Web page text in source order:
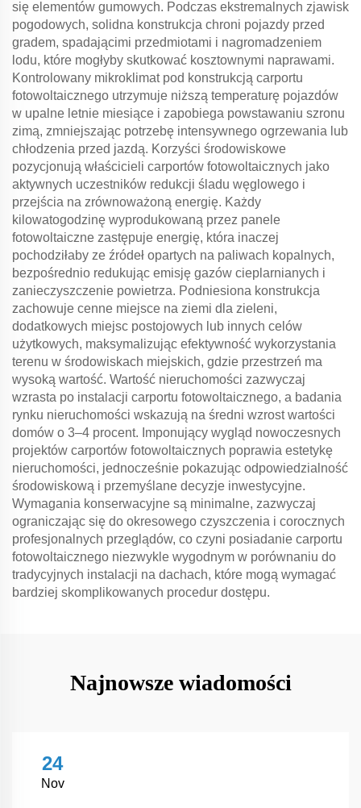
się elementów gumowych. Podczas ekstremalnych zjawisk
pogodowych, solidna konstrukcja chroni pojazdy przed
gradem, spadającimi przedmiotami i nagromadzeniem
lodu, które mogłyby skutkować kosztownymi naprawami.
Kontrolowany mikroklimat pod konstrukcją carportu
fotowoltaicznego utrzymuje niższą temperaturę pojazdów
w upalne letnie miesiące i zapobiega powstawaniu szronu
zimą, zmniejszając potrzebę intensywnego ogrzewania lub
chłodzenia przed jazdą. Korzyści środowiskowe
pozycjonują właścicieli carportów fotowoltaicznych jako
aktywnych uczestników redukcji śladu węglowego i
przejścia na zrównoważoną energię. Każdy
kilowatogodzinę wyprodukowaną przez panele
fotowoltaiczne zastępuje energię, która inaczej
pochodziłaby ze źródeł opartych na paliwach kopalnych,
bezpośrednio redukując emisję gazów cieplarnianych i
zanieczyszczenie powietrza. Podniesiona konstrukcja
zachowuje cenne miejsce na ziemi dla zieleni,
dodatkowych miejsc postojowych lub innych celów
użytkowych, maksymalizując efektywność wykorzystania
terenu w środowiskach miejskich, gdzie przestrzeń ma
wysoką wartość. Wartość nieruchomości zazwyczaj
wzrasta po instalacji carportu fotowoltaicznego, a badania
rynku nieruchomości wskazują na średni wzrost wartości
domów o 3–4 procent. Imponujący wygląd nowoczesnych
projektów carportów fotowoltaicznych poprawia estetykę
nieruchomości, jednocześnie pokazując odpowiedzialność
środowiskową i przemyślane decyzje inwestycyjne.
Wymagania konserwacyjne są minimalne, zazwyczaj
ograniczając się do okresowego czyszczenia i corocznych
profesjonalnych przeglądów, co czyni posiadanie carportu
fotowoltaicznego niezwykle wygodnym w porównaniu do
tradycyjnych instalacji na dachach, które mogą wymagać
bardziej skomplikowanych procedur dostępu.
Najnowsze wiadomości
24
Nov